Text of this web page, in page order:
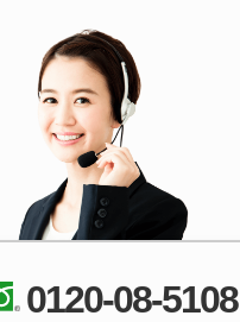
0120-08-5108